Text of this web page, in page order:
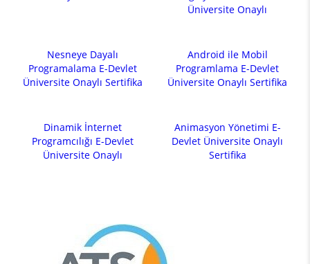
Üniversite Onaylı
Nesneye Dayalı
Programalama E-Devlet
Üniversite Onaylı Sertifika
Android ile Mobil
Programlama E-Devlet
Üniversite Onaylı Sertifika
Dinamik İnternet
Programcılığı E-Devlet
Üniversite Onaylı
Animasyon Yönetimi E-
Devlet Üniversite Onaylı
Sertifika